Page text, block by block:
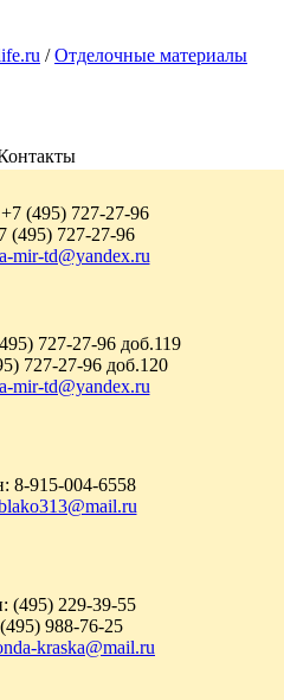
/Отделочные материалы
(495) 727-27-96
(495) 727-27-96
mir-td@yandex.ru
727-27-96 доб.119
727-27-96 доб.120
mir-td@yandex.ru
8-915-004-6558
(495) 229-39-55
988-76-25
kraska@mail.ru